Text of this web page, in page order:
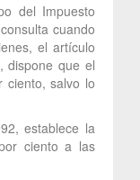
del Impuesto
cuando
el artículo
dispone que el
ciento, salvo lo
establece la
ciento a las